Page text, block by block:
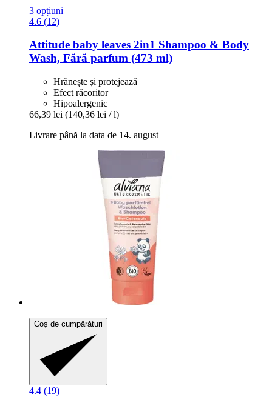
3 opțiuni
4.6 (12)
Attitude baby leaves 2in1 Shampoo & Body
Wash, Fără parfum (473 ml)
Hrănește și protejează
Efect răcoritor
Hipoalergenic
66,39 lei (140,36 lei / l)
Livrare până la data de 14. august
Coș de cumpărături
4.4 (19)